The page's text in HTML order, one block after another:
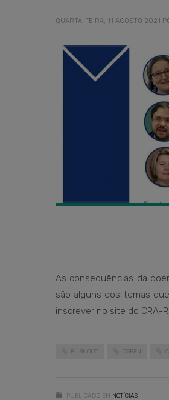
QUARTA-FEIRA, 11 AGOSTO 2021
As consequências da
são alguns dos temas
inscrever no site do CRA-
BURNOUT COREN
PUBLICADO EM NOTÍCIAS